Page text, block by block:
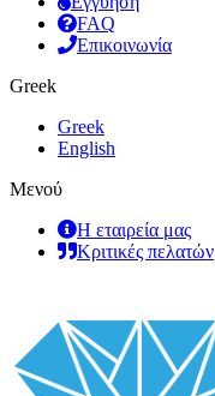
FAQ
Επικοινωνία
Greek
Greek
English
Μενού
Η εταιρεία μας
Κριτικές πελατών